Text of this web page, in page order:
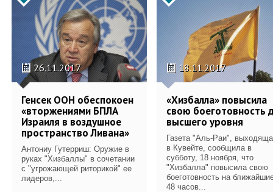
26.11.2017
Генсек ООН обеспокоен
«вторжениями БПЛА
Израиля в воздушное
пространство Ливана»
Антониу Гутерриш: Оружие в
руках "Хизбаллы" в сочетании
с "угрожающей риторикой" ее
лидеров,...
18.11.2017
«Хизбалла» повысила
свою боеготовность
высшего уровня
Газета "Аль-Раи",
в Кувейте, сообщила в
субботу, 18 ноября, что
"Хизбалла" повысила свою
боеготовность на
48 часов...